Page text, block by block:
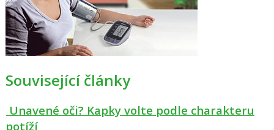
Související články
Unavené oči? Kapky volte podle charakteru
potíží